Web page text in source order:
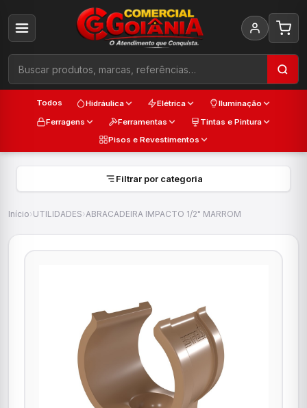
Todos Hidráulica Elétrica
Iluminação
Ferragens
Ferramentas
Tintas e Pintura
Pisos e Revestimentos
Filtrar por categoria
Início›UTILIDADES›ABRACADEIRA IMPACTO 1/2" MARROM